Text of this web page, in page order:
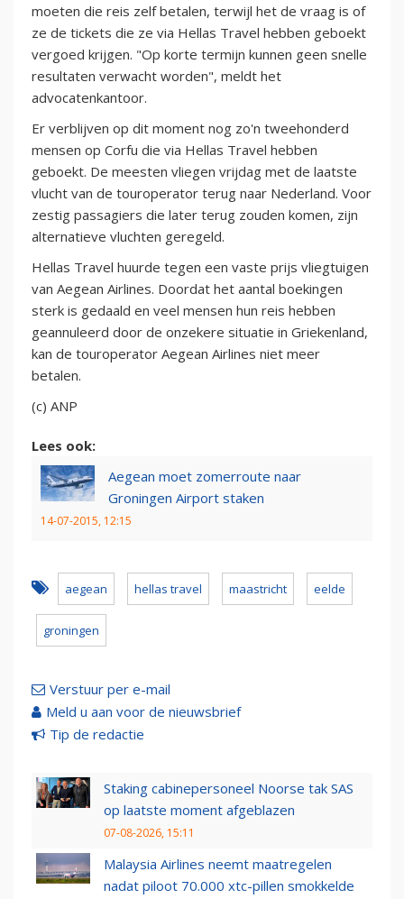
moeten die reis zelf betalen, terwijl het de vraag is of
ze de tickets die ze via Hellas Travel hebben geboekt
vergoed krijgen. "Op korte termijn kunnen geen snelle
resultaten verwacht worden", meldt het
advocatenkantoor.
Er verblijven op dit moment nog zo'n tweehonderd
mensen op Corfu die via Hellas Travel hebben
geboekt. De meesten vliegen vrijdag met de laatste
vlucht van de touroperator terug naar Nederland. Voor
zestig passagiers die later terug zouden komen, zijn
alternatieve vluchten geregeld.
Hellas Travel huurde tegen een vaste prijs vliegtuigen
van Aegean Airlines. Doordat het aantal boekingen
sterk is gedaald en veel mensen hun reis hebben
geannuleerd door de onzekere situatie in Griekenland,
kan de touroperator Aegean Airlines niet meer
betalen.
(c) ANP
Lees ook:
Aegean moet zomerroute naar
Groningen Airport staken
14-07-2015, 12:15
aegean hellas travel maastricht eelde
groningen
Verstuur per e-mail
Meld u aan voor de nieuwsbrief
Tip de redactie
Staking cabinepersoneel Noorse tak SAS
op laatste moment afgeblazen
07-08-2026, 15:11
Malaysia Airlines neemt maatregelen
nadat piloot 70.000 xtc-pillen smokkelde